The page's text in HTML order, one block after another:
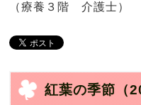
（療養３階 介護士）
紅葉の季節 （